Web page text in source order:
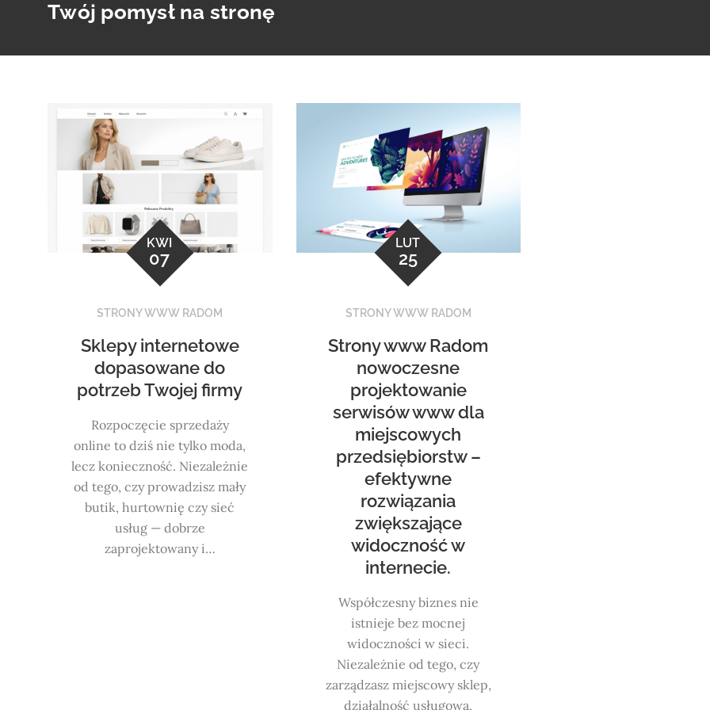
Twój pomysł na stronę
KWI
07
STRONY WWW RADOM
Sklepy internetowe
dopasowane do
potrzeb Twojej firmy
Rozpoczęcie sprzedaży
online to dziś nie tylko moda,
lecz konieczność. Niezależnie
od tego, czy prowadzisz mały
butik, hurtownię czy sieć
usług — dobrze
zaprojektowany i…
LUT
25
STRONY WWW RADOM
Strony www Radom
nowoczesne
projektowanie
serwisów www dla
miejscowych
przedsiębiorstw –
efektywne
rozwiązania
zwiększające
widoczność w
internecie.
Współczesny biznes nie
istnieje bez mocnej
widoczności w sieci.
Niezależnie od tego, czy
zarządzasz miejscowy sklep,
działalność usługową,